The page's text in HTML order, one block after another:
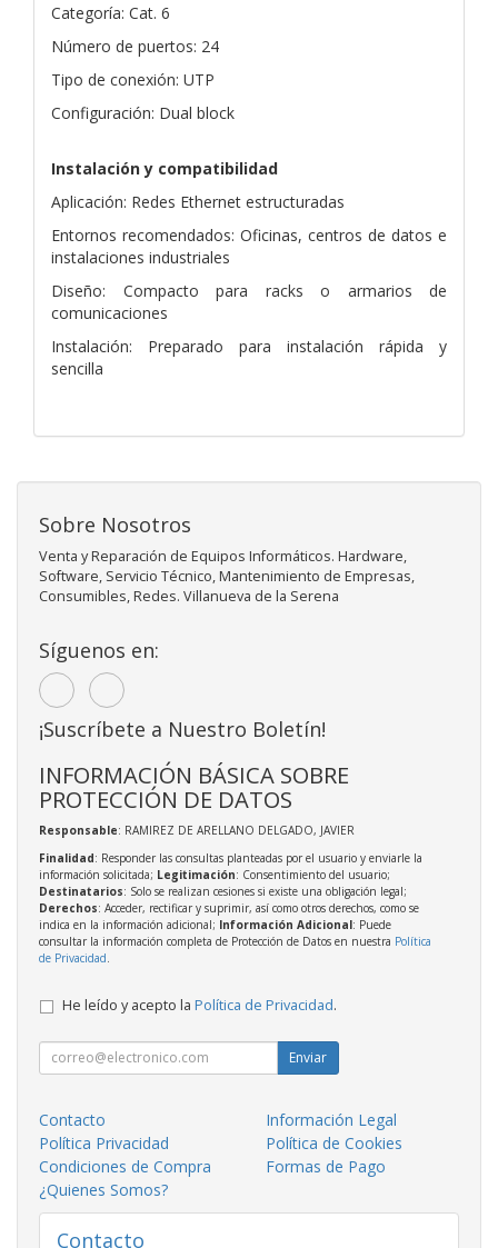
Categoría: Cat. 6
Número de puertos: 24
Tipo de conexión: UTP
Configuración: Dual block
Instalación y compatibilidad
Aplicación: Redes Ethernet estructuradas
Entornos recomendados: Oficinas, centros de datos e
instalaciones industriales
Diseño: Compacto para racks o armarios de
comunicaciones
Instalación: Preparado para instalación rápida y
sencilla
Sobre Nosotros
Venta y Reparación de Equipos Informáticos. Hardware,
Software, Servicio Técnico, Mantenimiento de Empresas,
Consumibles, Redes. Villanueva de la Serena
Síguenos en:
¡Suscríbete a Nuestro Boletín!
INFORMACIÓN BÁSICA SOBRE
PROTECCIÓN DE DATOS
Responsable: RAMIREZ DE ARELLANO DELGADO, JAVIER
Finalidad: Responder las consultas planteadas por el usuario y enviarle la
información solicitada; Legitimación: Consentimiento del usuario;
Destinatarios: Solo se realizan cesiones si existe una obligación legal;
Derechos: Acceder, rectificar y suprimir, así como otros derechos, como se
indica en la información adicional; Información Adicional: Puede
consultar la información completa de Protección de Datos en nuestra Política
de Privacidad
He leído y acepto la Política de Privacidad.
Enviar
Contacto
Información Legal
Política Privacidad
Política de Cookies
Condiciones de Compra
Formas de Pago
¿Quienes Somos?
Contacto